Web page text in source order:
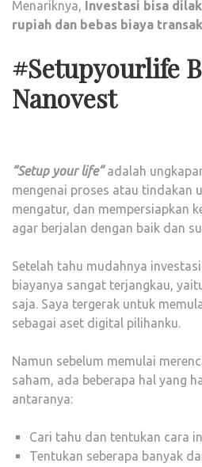
Menariknya, Investasi bisa
rupiah dan bebas biaya
#Setupyourlife
Nanovest
“Setup your life”adalah
mengenai proses atau tindakan
mengatur, dan mempersiapkan
agar berjalan dengan baik dan
Setelah tahu mudahnya
biayanya sangat terjangkau,
saja. Saya tergerak untuk
sebagai aset digital pilihanku.
Namun sebelum memulai
saham, ada beberapa hal yang
antaranya:
Cari tahu dan tentukan cara
Tentukan seberapa banyak